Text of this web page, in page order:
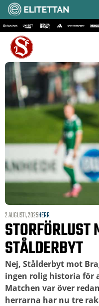
2 AUGUSTI, 2025HERR
STORFÖRLUST
STÅLDERBYT
Nej, Stålderbyt mot
ingen rolig historia för
Matchen var över
herrarna har nu tre